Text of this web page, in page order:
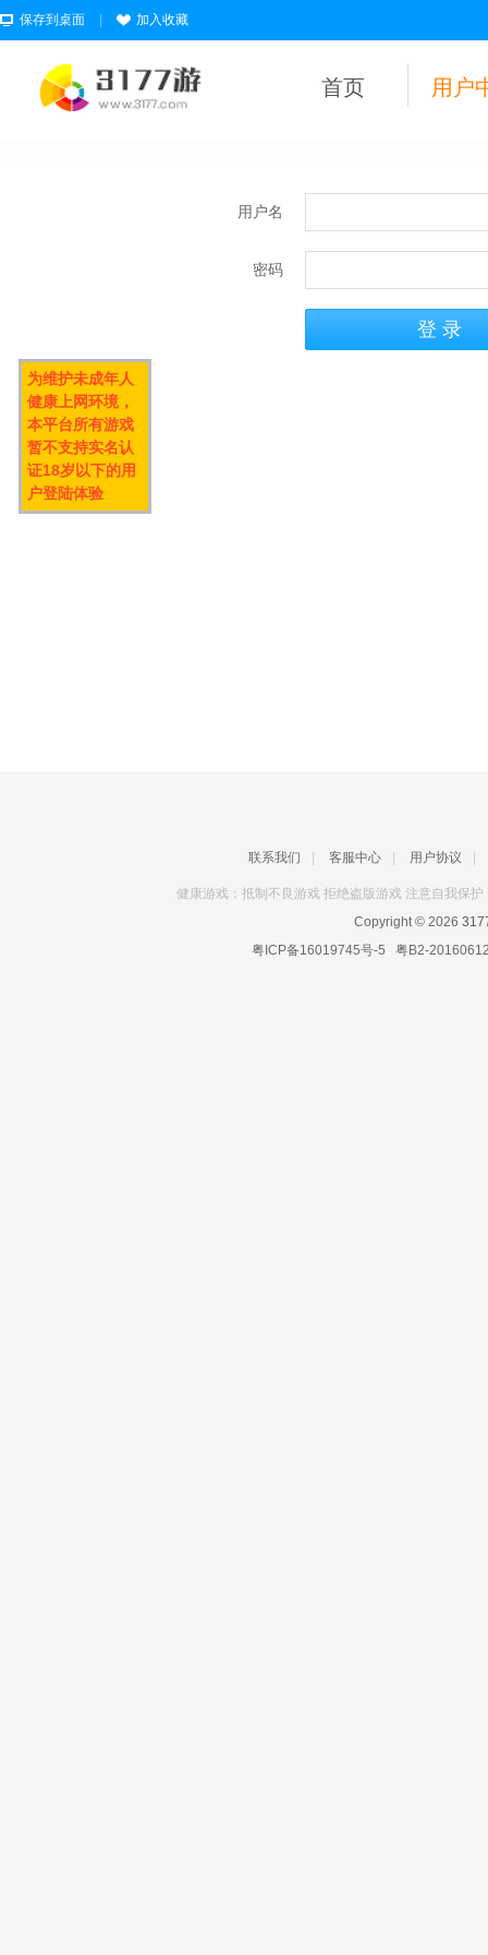
保存到桌面 加入收藏
首页 用户
用户名
密码
联系我们 客服中心 用户协议
健康游戏：抵制不良游戏 拒绝盗版游戏 注意自我保
Copyright © 2026
粤ICP备16019745号-5 粤B2-
为维护未成年人
健康上网环境，
本平台所有游戏
暂不支持实名认
证18岁以下的用
户登陆体验